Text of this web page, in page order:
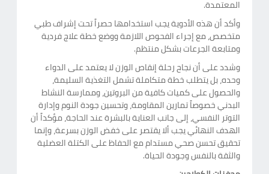
المعتمدة.
وأكد أن هذه الأدوية يجب استخدامها حصراً تحت إشراف طبي
متخصص، مع إجراء الفحوص اللازمة ووضع خطة علاج فردية
ومتابعة الجرعات بشكل منتظم.
وشدد على أن نجاح رحلة إنقاص الوزن لا يعتمد على الدواء
وحده، بل يتطلب خطة متكاملة تشمل التغذية السليمة،
والحصول على كميات كافية من البروتين، وممارسة النشاط
البدني خصوصاً تمارين المقاومة، وتحسين جودة النوم وإدارة
التوتر النفسي، إلى جانب العناية بالبشرة عند الحاجة، مؤكداً أن
الهدف النهائي يجب ألا يقتصر على خفض الوزن بسرعة، وإنما
تحقيق تحسن صحي مستدام مع الحفاظ على الكتلة العضلية
والثقة بالنفس وجودة الحياة.